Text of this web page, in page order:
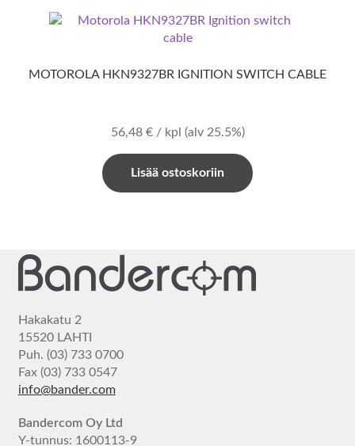
MOTOROLA HKN9327BR IGNITION SWITCH CABLE
56,48 €/ kpl (alv 25.5%)
Lisää ostoskoriin
Hakakatu 2
15520 LAHTI
Puh. (03) 733 0700
Fax (03) 733 0547
info@bander.com
Bandercom Oy Ltd
Y-tunnus: 1600113-9